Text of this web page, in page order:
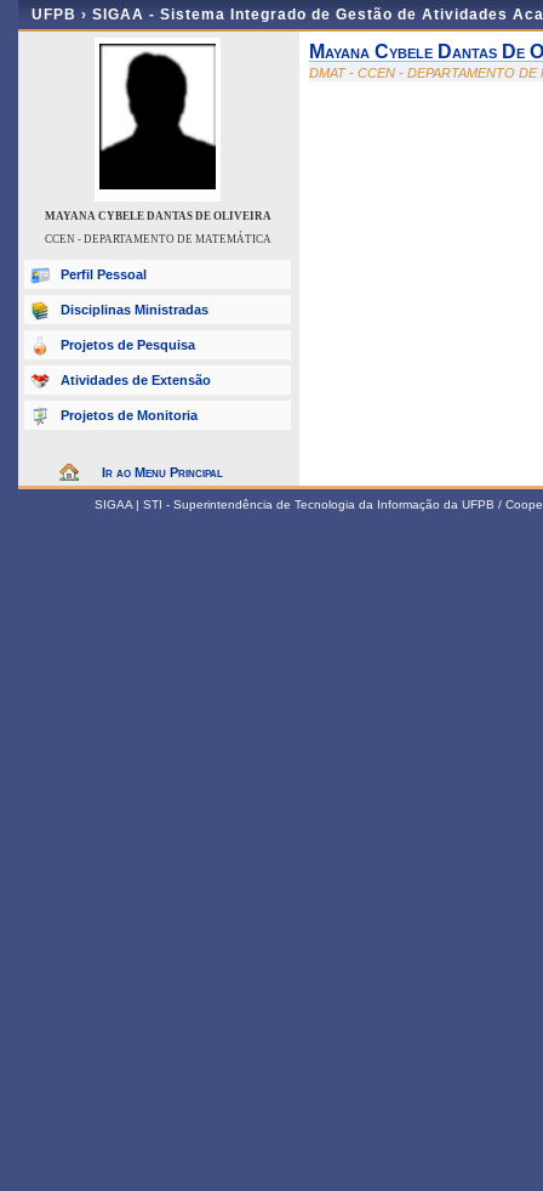
UFPB › SIGAA - Sistema Integrado de Gestão de Atividades
MAYANA CYBELE DANTAS DE OLIVEIRA
CCEN - DEPARTAMENTO DE MATEMÁTICA
Perfil Pessoal
Disciplinas Ministradas
Projetos de Pesquisa
Atividades de Extensão
Projetos de Monitoria
Ir ao Menu Principal
Mayana Cybele Dantas De
DMAT - CCEN - DEPARTAMENTO DE
SIGAA | STI - Superintendência de Tecnologia da Informação da UFPB /